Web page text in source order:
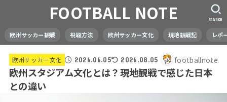
FOOTBALL NOTE
欧州サッカー観戦 視聴方法 欧州サッカー文化 現地観戦記 レポ
SEARCH
欧州サッカー文化 2026.06.05 2026.08.05 footballnote
欧州スタジアム文化とは？現地観戦で感じた日本
との違い